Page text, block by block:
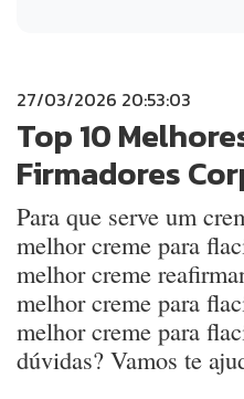
27/03/2026 20:53:03
Top 10
Firmadores
Para que serve um
melhor creme para
melhor creme
melhor creme para
melhor creme para
dúvidas? Vamos te